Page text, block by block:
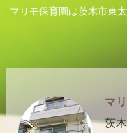
マリモ保育園は茨木市東
マ
茨